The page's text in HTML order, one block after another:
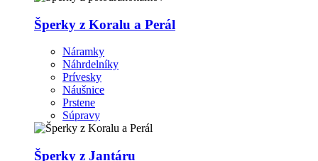
Šperky z Koralu a Perál
Náramky
Náhrdelníky
Prívesky
Náušnice
Prstene
Súpravy
Šperky z Jantáru